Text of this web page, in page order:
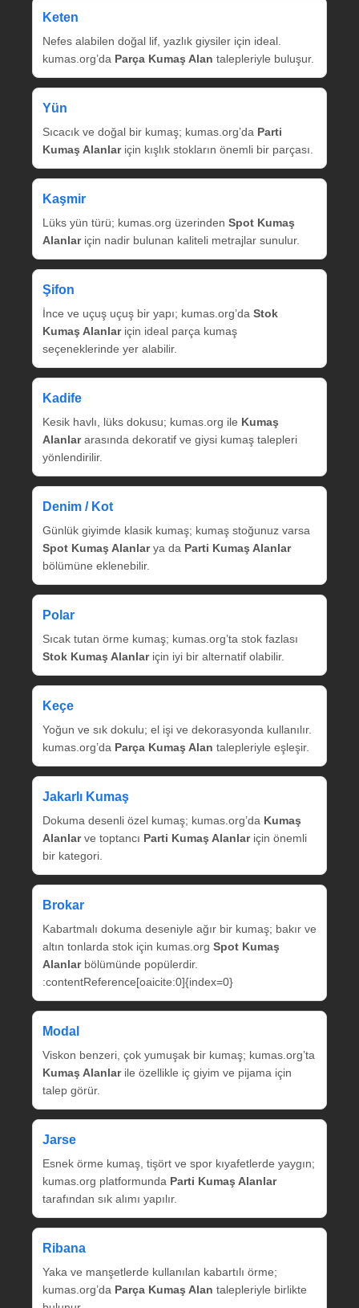
Keten
Nefes alabilen doğal lif, yazlık giysiler için ideal.
kumas.org’da Parça Kumaş Alan talepleriyle buluşur.
Yün
Sıcacık ve doğal bir kumaş; kumas.org’da Parti
Kumaş Alanlariçin kışlık stokların önemli bir parçası.
Kaşmir
Lüks yün türü; kumas.org üzerinden Spot Kumaş
Alanlariçin nadir bulunan kaliteli metrajlar sunulur.
Şifon
İnce ve uçuş uçuş bir yapı; kumas.org’da Stok
Kumaş Alanlariçin ideal parça kumaş
seçeneklerinde yer alabilir.
Kadife
Kesik havlı, lüks dokusu; kumas.org ile Kumaş
Alanlararasında dekoratif ve giysi kumaş talepleri
yönlendirilir.
Denim / Kot
Günlük giyimde klasik kumaş; kumaş stoğunuz varsa
Spot Kumaş Alanlarya da Parti Kumaş Alanlar
bölümüne eklenebilir.
Polar
Sıcak tutan örme kumaş; kumas.org’ta stok fazlası
Stok Kumaş Alanlariçin iyi bir alternatif olabilir.
Keçe
Yoğun ve sık dokulu; el işi ve dekorasyonda kullanılır.
kumas.org’da Parça Kumaş Alan talepleriyle eşleşir.
Jakarlı Kumaş
Dokuma desenli özel kumaş; kumas.org’da Kumaş
Alanlarve toptancı Parti Kumaş Alanlariçin önemli
bir kategori.
Brokar
Kabartmalı dokuma deseniyle ağır bir kumaş; bakır ve
altın tonlarda stok için kumas.org Spot Kumaş
Alanlarbölümünde popülerdir.
:contentReference[oaicite:0]{index=0}
Modal
Viskon benzeri, çok yumuşak bir kumaş; kumas.org’ta
Kumaş Alanlarile özellikle iç giyim ve pijama için
talep görür.
Jarse
Esnek örme kumaş, tişört ve spor kıyafetlerde yaygın;
kumas.org platformunda Parti Kumaş Alanlar
tarafından sık alımı yapılır.
Ribana
Yaka ve manşetlerde kullanılan kabartılı örme;
kumas.org’da Parça Kumaş Alan talepleriyle birlikte